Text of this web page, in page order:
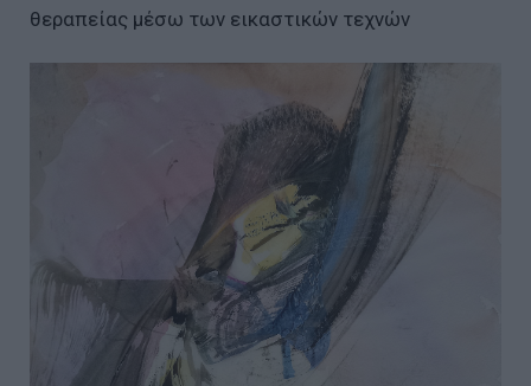
θεραπείας μέσω των εικαστικών τεχνών